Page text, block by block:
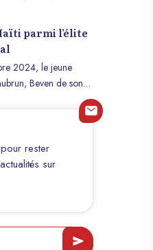
dans les
du continent
de l’Amérique
Cependant, la
profonde et mérite une
parmi l’élite
2024, le jeune
Beven de son
son histoire, pour la
Monde de Slam.
réunit les meilleurs
s’est deroulée en
sous le dangereux
part armée de sa
extraordinaire de
rester
sur